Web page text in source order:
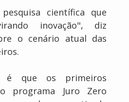
científica que
inovação", diz
o cenário atual das
é que os primeiros
programa Juro Zero